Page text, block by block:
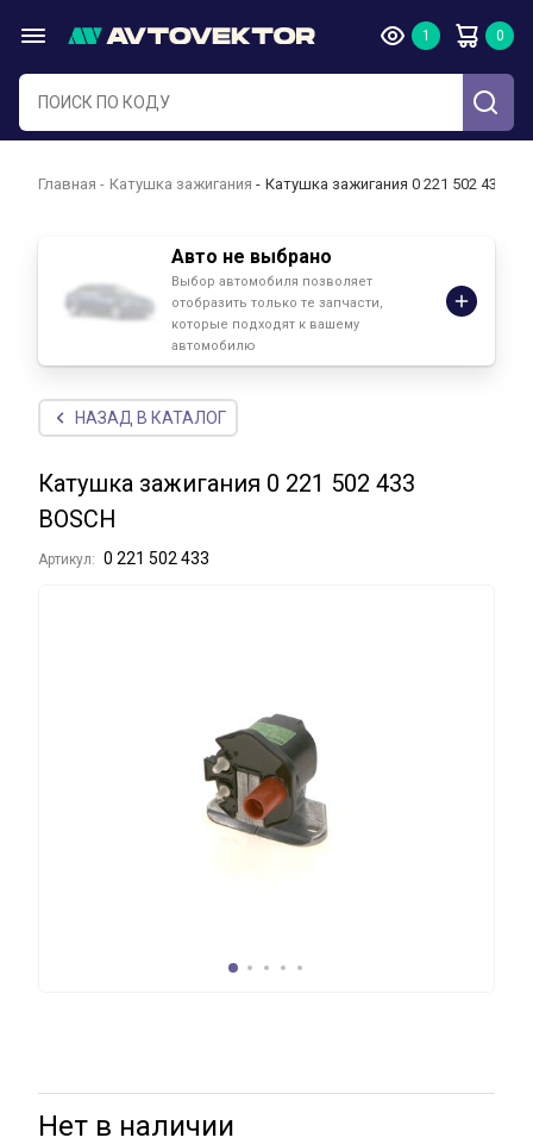
Главная Катушка зажигания Катушка зажигания 0 221 502 433
Авто не выбрано
Выбор автомобиля позволяет
отобразить только те запчасти,
которые подходят к вашему
автомобилю
НАЗАД В КАТАЛОГ
Катушка зажигания 0 221 502 433
BOSCH
Артикул: 0 221 502 433
Нет в наличии